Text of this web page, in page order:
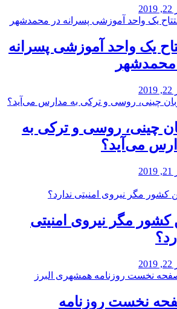
یک واحد آموزشی پسرانه
محمدشهر
چینی، روسی و ترکی به
می‌آید؟
کشور مگر نیروی امنیتی
نخست روزنامه‌